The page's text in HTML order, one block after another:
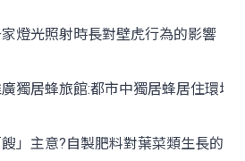
燈光照射時長對壁虎行為的影響
獨居蜂旅館:都市中獨居蜂居住環境
餿」主意?自製肥料對葉菜類生長的影